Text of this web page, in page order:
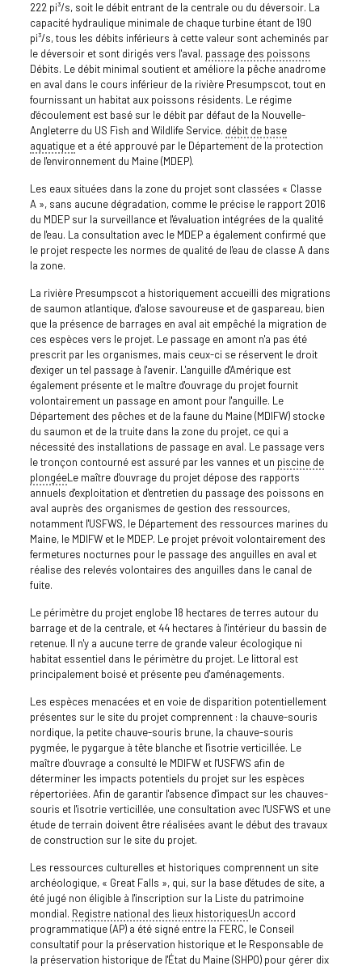
222 pi³/s, soit le débit entrant de la centrale ou du déversoir. La
capacité hydraulique minimale de chaque turbine étant de 190
pi³/s, tous les débits inférieurs à cette valeur sont acheminés par
le déversoir et sont dirigés vers l'aval. passage des poissons
Débits. Le débit minimal soutient et améliore la pêche anadrome
en aval dans le cours inférieur de la rivière Presumpscot, tout en
fournissant un habitat aux poissons résidents. Le régime
d'écoulement est basé sur le débit par défaut de la Nouvelle-
Angleterre du US Fish and Wildlife Service. débit de base
aquatiqueet a été approuvé par le Département de la protection
de l'environnement du Maine (MDEP).
Les eaux situées dans la zone du projet sont classées « Classe
A », sans aucune dégradation, comme le précise le rapport 2016
du MDEP sur la surveillance et l'évaluation intégrées de la qualité
de l'eau. La consultation avec le MDEP a également confirmé que
le projet respecte les normes de qualité de l'eau de classe A dans
la zone.
La rivière Presumpscot a historiquement accueilli des migrations
de saumon atlantique, d'alose savoureuse et de gaspareau, bien
que la présence de barrages en aval ait empêché la migration de
ces espèces vers le projet. Le passage en amont n'a pas été
prescrit par les organismes, mais ceux-ci se réservent le droit
d'exiger un tel passage à l'avenir. L'anguille d'Amérique est
également présente et le maître d'ouvrage du projet fournit
volontairement un passage en amont pour l'anguille. Le
Département des pêches et de la faune du Maine (MDIFW) stocke
du saumon et de la truite dans la zone du projet, ce qui a
nécessité des installations de passage en aval. Le passage vers
le tronçon contourné est assuré par les vannes et un piscine de
plongéeLe maître d'ouvrage du projet dépose des rapports
annuels d'exploitation et d'entretien du passage des poissons en
aval auprès des organismes de gestion des ressources,
notamment l'USFWS, le Département des ressources marines du
Maine, le MDIFW et le MDEP. Le projet prévoit volontairement des
fermetures nocturnes pour le passage des anguilles en aval et
réalise des relevés volontaires des anguilles dans le canal de
fuite.
Le périmètre du projet englobe 18 hectares de terres autour du
barrage et de la centrale, et 44 hectares à l'intérieur du bassin de
retenue. Il n'y a aucune terre de grande valeur écologique ni
habitat essentiel dans le périmètre du projet. Le littoral est
principalement boisé et présente peu d'aménagements.
Les espèces menacées et en voie de disparition potentiellement
présentes sur le site du projet comprennent : la chauve-souris
nordique, la petite chauve-souris brune, la chauve-souris
pygmée, le pygargue à tête blanche et l'isotrie verticillée. Le
maître d'ouvrage a consulté le MDIFW et l'USFWS afin de
déterminer les impacts potentiels du projet sur les espèces
répertoriées. Afin de garantir l'absence d'impact sur les chauves-
souris et l'isotrie verticillée, une consultation avec l'USFWS et une
étude de terrain doivent être réalisées avant le début des travaux
de construction sur le site du projet.
Les ressources culturelles et historiques comprennent un site
archéologique, « Great Falls », qui, sur la base d'études de site, a
été jugé non éligible à l'inscription sur la Liste du patrimoine
mondial. Registre national des lieux historiquesUn accord
programmatique (AP) a été signé entre la FERC, le Conseil
consultatif pour la préservation historique et le Responsable de
la préservation historique de l'État du Maine (SHPO) pour gérer dix